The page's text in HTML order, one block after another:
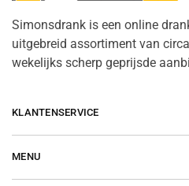
Simonsdrank is een online
uitgebreid assortiment van
wekelijks scherp geprijsde
KLANTENSERVICE
MENU